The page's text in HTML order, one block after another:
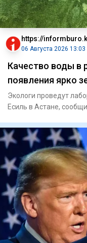
https://
06 Августа 2026 13:03
Качество воды в
появления ярко
Экологи проведут
Есиль в Астане,